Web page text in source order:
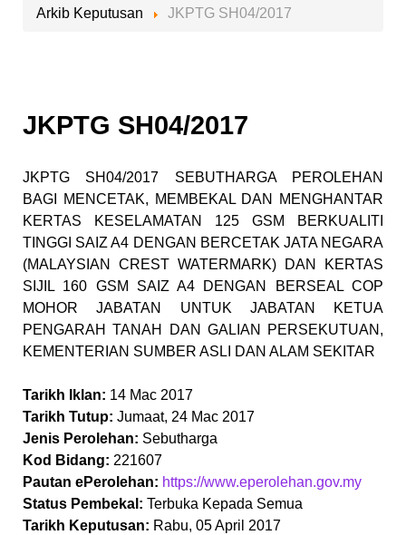
Arkib Keputusan
JKPTG SH04/2017
JKPTG SH04/2017
JKPTG SH04/2017 SEBUTHARGA PEROLEHAN
BAGI MENCETAK, MEMBEKAL DAN MENGHANTAR
KERTAS KESELAMATAN 125 GSM BERKUALITI
TINGGI SAIZ A4 DENGAN BERCETAK JATA NEGARA
(MALAYSIAN CREST WATERMARK) DAN KERTAS
SIJIL 160 GSM SAIZ A4 DENGAN BERSEAL COP
MOHOR JABATAN UNTUK JABATAN KETUA
PENGARAH TANAH DAN GALIAN PERSEKUTUAN,
KEMENTERIAN SUMBER ASLI DAN ALAM SEKITAR
Tarikh Iklan: 14 Mac 2017
Tarikh Tutup: Jumaat, 24 Mac 2017
Jenis Perolehan: Sebutharga
Kod Bidang: 221607
Pautan ePerolehan: https://www.eperolehan.gov.my
Status Pembekal: Terbuka Kepada Semua
Tarikh Keputusan: Rabu, 05 April 2017